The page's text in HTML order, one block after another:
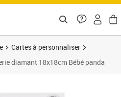
Cartes à personnaliser
diamant 18x18cm Bébé panda